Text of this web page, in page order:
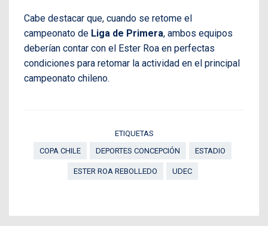
Cabe destacar que, cuando se retome el
campeonato de Liga de Primera, ambos equipos
deberían contar con el Ester Roa en perfectas
condiciones para retomar la actividad en el principal
campeonato chileno.
ETIQUETAS
COPA CHILE
DEPORTES CONCEPCIÓN ESTADIO
ESTER ROA REBOLLEDO UDEC